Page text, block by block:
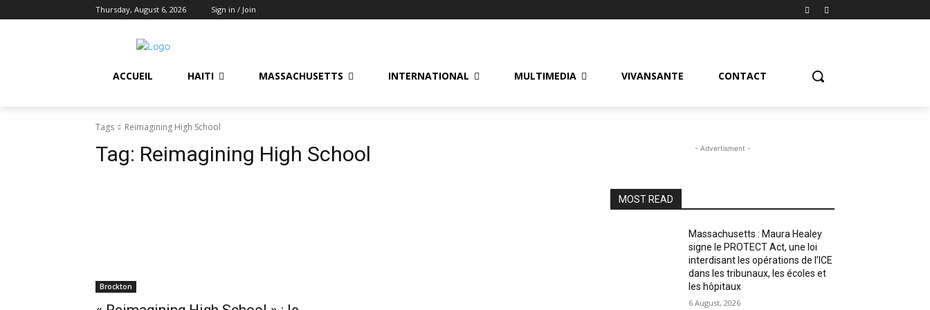
Thursday, August 6, 2026 Sign in / Join
ACCUEIL HAITI MASSACHUSETTS INTERNATIONAL MULTIMEDIA VIVANSANTE CONTACT
Tags Reimagining High School
Tag: Reimagining High School
Brockton
- Advertisment -
MOST READ
Massachusetts : Maura Healey
signe le PROTECT Act, une loi
interdisant les opérations de l’ICE
dans les tribunaux, les écoles et
les hôpitaux
6 August, 2026